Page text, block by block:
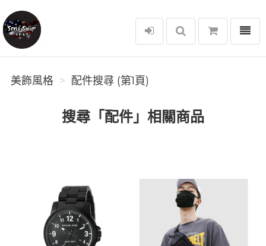
美飾風格
選單
美飾風格 配件搜尋 (第1頁)
搜尋「配件」相關商品